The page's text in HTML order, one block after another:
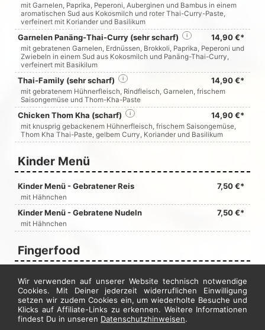
mit Garnelen, Paprika, Peperoni, Auberginen und Bambus in einem
aromatischen Sud aus Kokosmilch und roter Thai-Curry-Paste,
verfeinert mit Koriander und Basilikum
Garnelen Panäng-Thai-Curry (sehr scharf) 14,90 €*
i
mit gebratenen Garnelen, Erdnüssen, Brokkoli, Paprika, Peperoni und
Zwiebeln in einem Sud aus Kokosmilch und Panäng-Thai-Curry,
verfeinert mit Basikilum
Thai-Family (sehr scharf) 14,90 €*
i
mit gebratenem Hühnerfleisch, Rindfleisch, Garnelen, frischem
Saisongemüse und Thom-Kha-Paste
Chicken Thom Kha (scharf) 14,90 €*
i
mit knusprig gebackenem Hühnerfleisch, frischem Saisongemüse,
Thom Kha Thai-Paste, gelbem Curry, Koriander und Basilikum
Kinder Menü
Kinder Menü - Gebratener Reis 7,50 €*
mit Hähnchen
Kinder Menü - Gebratene Nudeln 7,50 €*
mit Hähnchen
Fingerfood
Jetzt hier bestellen
Wir verwenden auf unserer Website technisch notwendige
Cookies. Mit Deiner jederzeit widerruflichen Einwilligung
setzen wir zudem Cookies ein, um wiederholte Besuche und
Klicks auf Affiliate-Links zu erkennen. Weitere Informationen
findest Du in unseren Datenschutzhinweisen.